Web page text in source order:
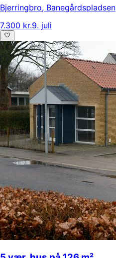
Bjerringbro, Banegårdspladsen
7.300 kr.9. juli